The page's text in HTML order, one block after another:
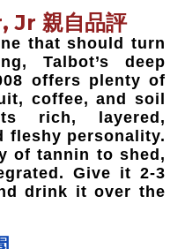
親自品評
that should turn
Talbot’s deep
offers plenty of
coffee, and soil
rich, layered,
fleshy personality.
of tannin to shed,
Give it 2-3
drink it over the